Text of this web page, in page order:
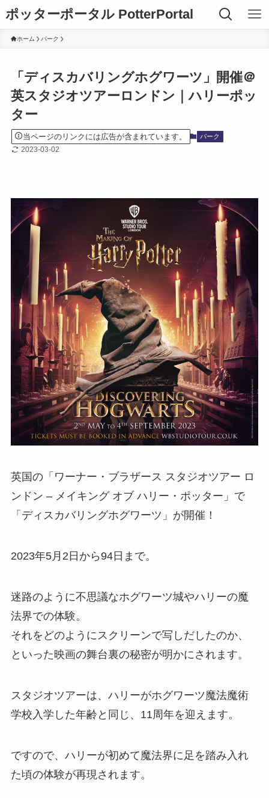
ポッターポータル PotterPortal
ホーム パーク
「ディスカバリングホグワーツ」開催＠
英スタジオツアーロンドン｜ハリーポッ
ター
当ページのリンクには広告が含まれています。 パーク
2023-03-02
英国の「ワーナー・ブラザース スタジオツアー ロ
ンドン – メイキング オブ ハリー・ポッター」で
「ディスカバリングホグワーツ」が開催！
2023年5月2日から94日まで。
迷路のように不思議なホグワーツ城やハリーの魔
法界での体験。
それをどのようにスクリーンで写しだしたのか、
といった映画の舞台裏の秘密が明かにされます。
スタジオツアーは、ハリーがホグワーツ魔法魔術
学校入学した年齢と同じ、11周年を迎えます。
ですので、ハリーが初めて魔法界に足を踏み入れ
た頃の体験が再現されます。